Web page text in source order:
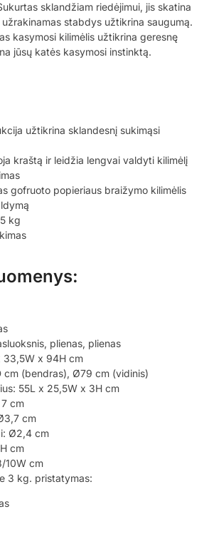
sklandžiam riedėjimui, jis skatina
stabdys užtikrina saugumą.
kasymosi kilimėlis užtikrina geresnę
jūsų katės kasymosi instinktą.
užtikrina sklandesnį sukimąsi
kraštą ir leidžia lengvai valdyti kilimėlį
gofruoto popieriaus braižymo kilimėlis
kg
plienas, plienas
33,5W x 94H cm
(bendras), Ø79 cm (vidinis)
55L x 25,5W x 3H cm
cm
cm
Ø2,4 cm
cm
10W cm
3 kg. pristatymas: